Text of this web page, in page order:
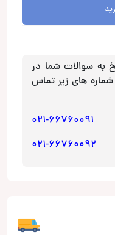
به سوالات شما در
شماره های زیر تماس
021-66760091
021-66760092